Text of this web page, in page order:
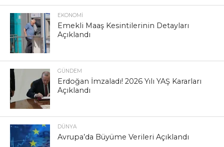
EKONOMI
Emekli Maaş Kesintilerinin Detayları
Açıklandı
GÜNDEM
Erdoğan İmzaladı! 2026 Yılı YAŞ Kararları
Açıklandı
DÜNYA
Avrupa’da Büyüme Verileri Açıklandı